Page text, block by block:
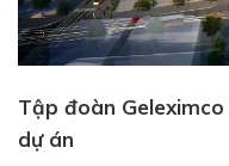
Tập đoàn
dự án